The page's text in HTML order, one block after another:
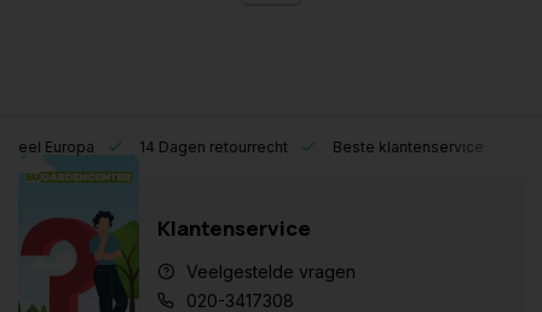
Europa 14 Dagen retourrecht Beste klantenservice
Klantenservice
Veelgestelde vragen
020-3417308